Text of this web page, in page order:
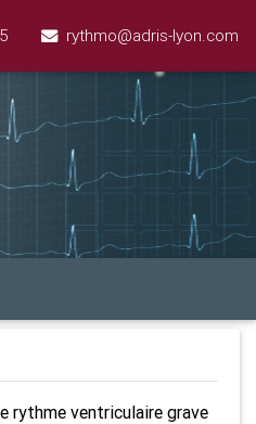
rythmo@adris-lyon.com
rythme ventriculaire grave